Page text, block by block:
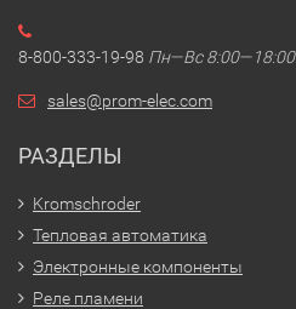
8-800-333-19-98 Пн—Вс 8:00—18:00
sales@prom-elec.com
РАЗДЕЛЫ
Kromschroder
Тепловая автоматика
Электронные компоненты
Реле пламени